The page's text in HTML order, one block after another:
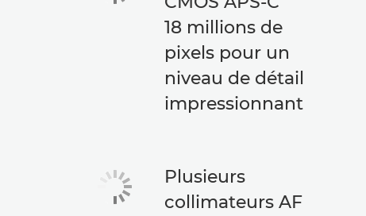
18 millions de
pixels pour un
niveau de détail
impressionnant
Plusieurs
collimateurs AF